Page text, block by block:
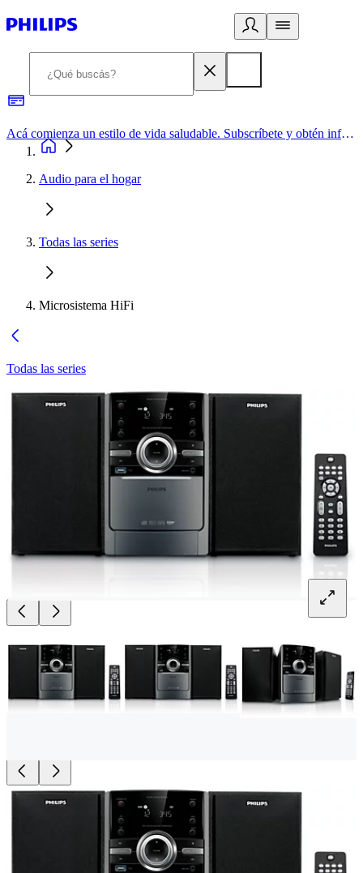
Acá comienza un estilo de vida saludable. Subscríbete y obtén información de primera mano
Audio para el hogar
Todas las series
Microsistema HiFi
Todas las series